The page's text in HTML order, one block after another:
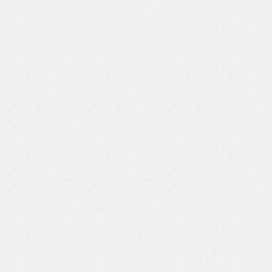
花
坊,
杭